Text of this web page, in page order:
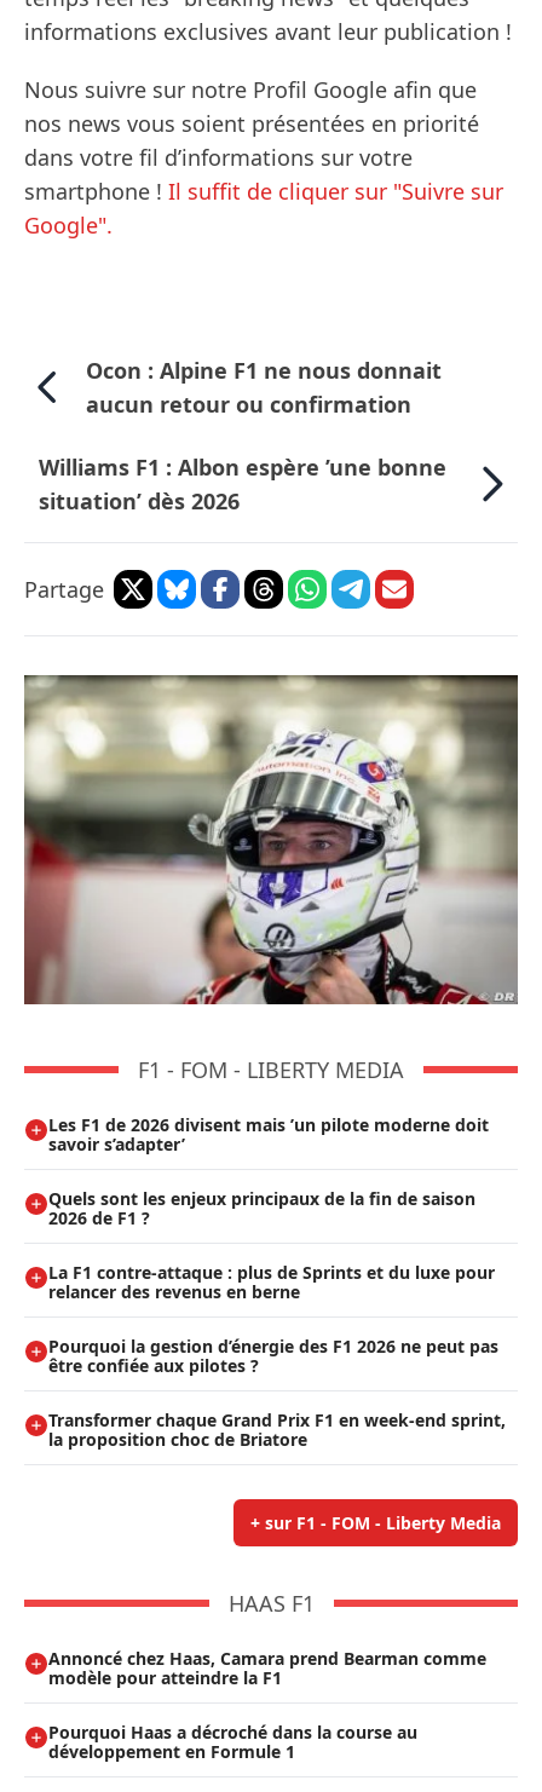
informations exclusives avant leur publication !
Nous suivre sur notre Profil Google afin que
nos news vous soient présentées en priorité
dans votre fil d’informations sur votre
smartphone ! Il suffit de cliquer sur "Suivre sur
Google".
Ocon : Alpine F1 ne nous donnait
aucun retour ou confirmation
Williams F1 : Albon espère ’une bonne
situation’ dès 2026
Partage
F1 - FOM - LIBERTY MEDIA
Les F1 de 2026 divisent mais ’un pilote moderne doit
savoir s’adapter’
Quels sont les enjeux principaux de la fin de saison
2026 de F1 ?
La F1 contre-attaque : plus de Sprints et du luxe pour
relancer des revenus en berne
Pourquoi la gestion d’énergie des F1 2026 ne peut pas
être confiée aux pilotes ?
Transformer chaque Grand Prix F1 en week-end sprint,
la proposition choc de Briatore
+ sur F1 - FOM - Liberty Media
HAAS F1
Annoncé chez Haas, Camara prend Bearman comme
modèle pour atteindre la F1
Pourquoi Haas a décroché dans la course au
développement en Formule 1